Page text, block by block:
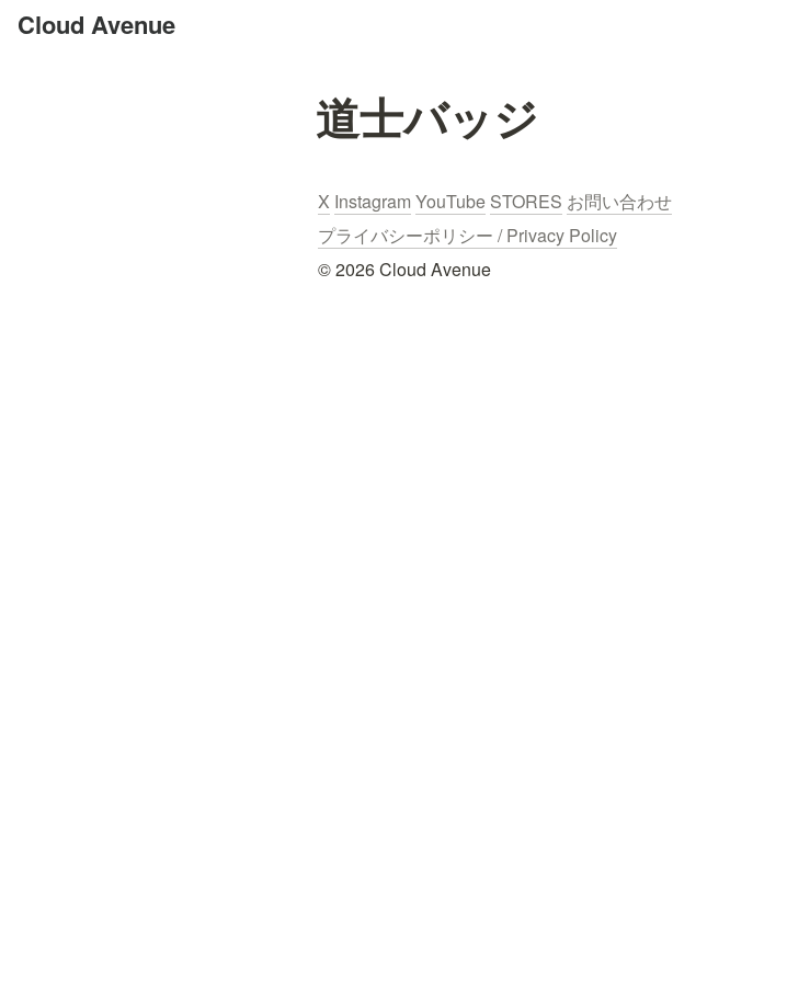
Cloud Avenue
道士バッジ
X Instagram YouTube STORES お問い合わせ
プライバシーポリシー / Privacy Policy
© 2026 Cloud Avenue